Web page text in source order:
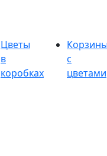
Цветы
в
коробках
с
цветами